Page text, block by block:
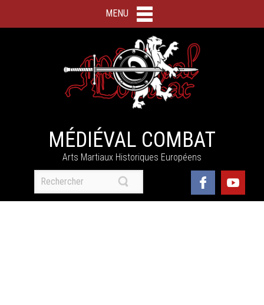
MENU
MÉDIÉVAL COMBAT
Arts Martiaux Historiques Européens